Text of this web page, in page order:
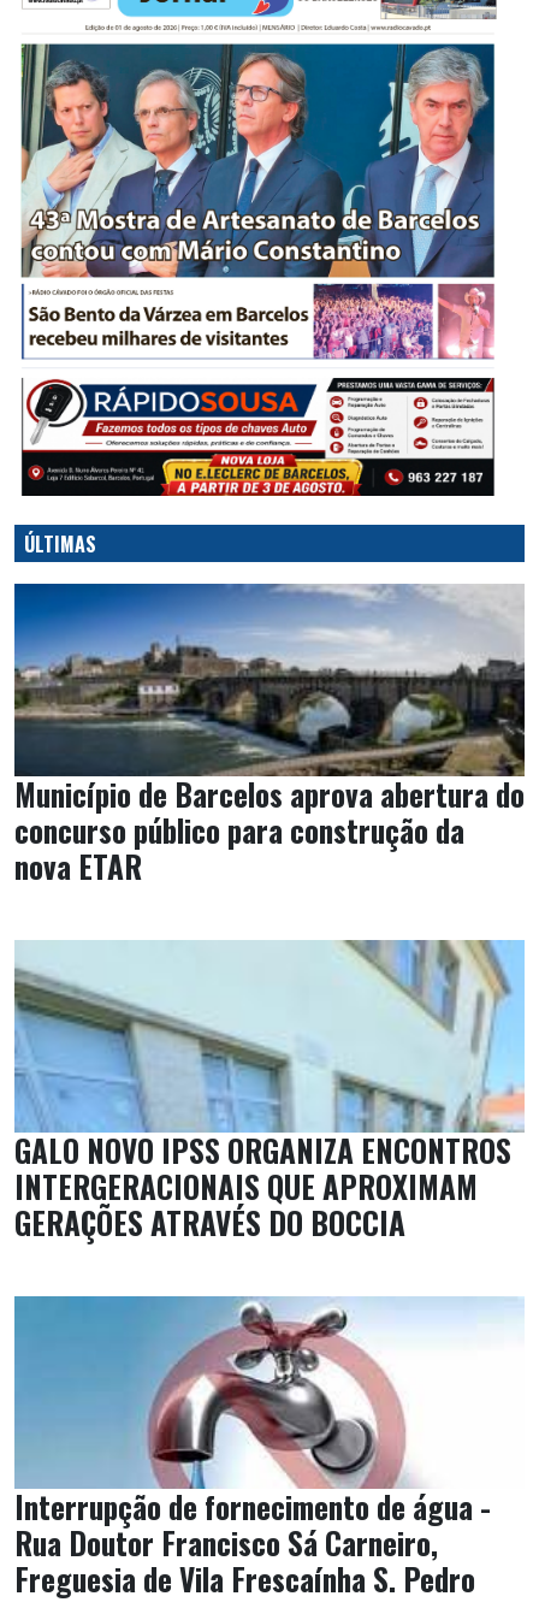
ÚLTIMAS
Município de Barcelos aprova abertura do
concurso público para construção da
nova ETAR
GALO NOVO IPSS ORGANIZA ENCONTROS
INTERGERACIONAIS QUE APROXIMAM
GERAÇÕES ATRAVÉS DO BOCCIA
Interrupção de fornecimento de água -
Rua Doutor Francisco Sá Carneiro,
Freguesia de Vila Frescaínha S. Pedro